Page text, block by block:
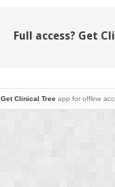
Full access? Get
Get Clinical Treeapp for offline